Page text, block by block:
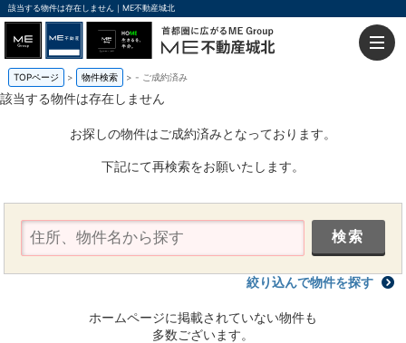
該当する物件は存在しません｜ME不動産城北
TOPページ 物件検索 - ご成約済み
該当する物件は存在しません
お探しの物件はご成約済みとなっております。
下記にて再検索をお願いたします。
絞り込んで物件を探す
ホームページに掲載されていない物件も
多数ございます。